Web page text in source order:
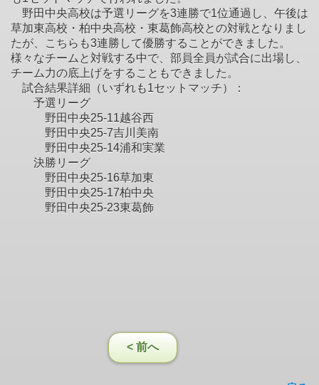
野田中央高校は予選リーグを3連勝で1位通過し、午後は
草加東高校・柏中央高校・東葛飾高校との対戦となりまし
たが、こちらも3連勝して優勝することができました。
様々なチームと対戦する中で、部員全員が試合に出場し、
チーム力の底上げをすることもできました。
試合結果詳細（いずれも1セットマッチ）：
予選リーグ
野田中央25-11越谷西
野田中央25-7吉川美南
野田中央25-14浦和実業
決勝リーグ
野田中央25-16草加東
野田中央25-17柏中央
野田中央25-23東葛飾
< 前へ